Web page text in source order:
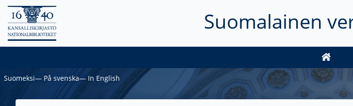
Suomalainen
Suomeksi― På svenska― In English